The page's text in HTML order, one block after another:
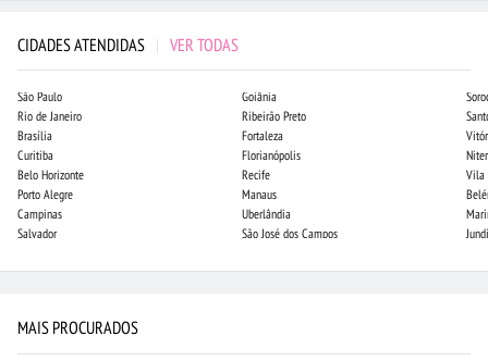
CIDADES ATENDIDAS | VER TODAS
São Paulo
Rio de Janeiro
Brasília
Curitiba
Belo Horizonte
Porto Alegre
Campinas
Salvador
Goiânia
Ribeirão Preto
Fortaleza
Florianópolis
Recife
Manaus
Uberlândia
São José dos Campos
Vila
MAIS PROCURADOS